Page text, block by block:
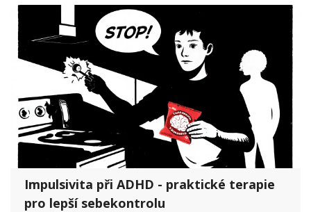
Impulsivita při ADHD - praktické terapie
pro lepší sebekontrolu